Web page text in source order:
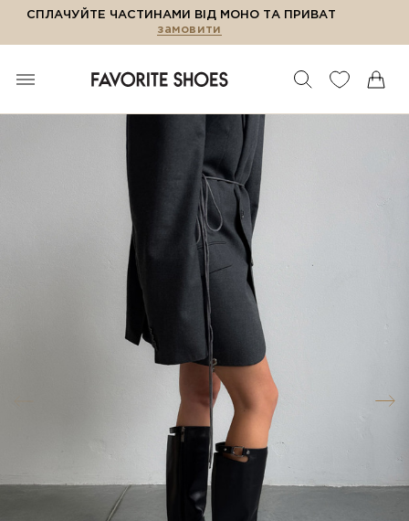
СПЛАЧУЙТЕ ЧАСТИНАМИ ВІД МОНО ТА ПРИВАТ
замовити